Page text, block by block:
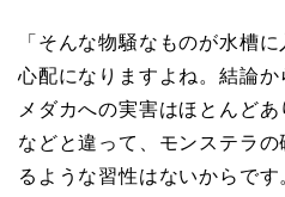
「そんな物騒なものが水槽
心配になりますよね。結論か
メダカへの実害はほとんどあ
などと違って、モンステラ
るような習性はないからで